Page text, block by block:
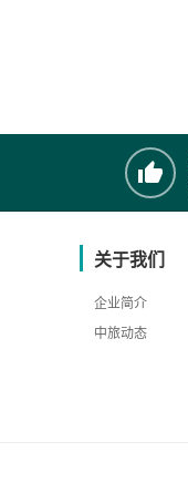
关于我们
企业简介
中旅动态